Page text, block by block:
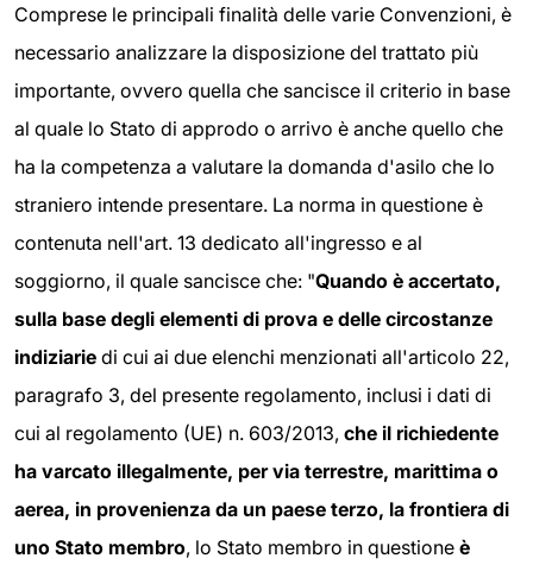
Comprese le principali finalità delle varie Convenzioni, è
necessario analizzare la disposizione del trattato più
importante, ovvero quella che sancisce il criterio in base
al quale lo Stato di approdo o arrivo è anche quello che
ha la competenza a valutare la domanda d'asilo che lo
straniero intende presentare. La norma in questione è
contenuta nell'art. 13 dedicato all'ingresso e al
soggiorno, il quale sancisce che: "Quando è accertato,
sulla base degli elementi di prova e delle circostanze
indiziarie di cui ai due elenchi menzionati all'articolo 22,
paragrafo 3, del presente regolamento, inclusi i dati di
cui al regolamento (UE) n. 603/2013, che il richiedente
ha varcato illegalmente, per via terrestre, marittima o
aerea, in provenienza da un paese terzo, la frontiera di
uno Stato membro, lo Stato membro in questione è